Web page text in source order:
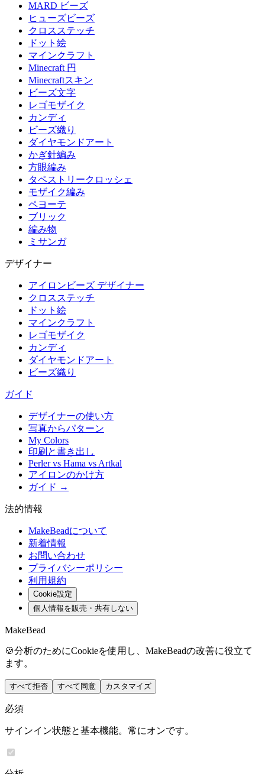
MARD ビーズ
ヒューズビーズ
クロスステッチ
ドット絵
マインクラフト
Minecraft 円
Minecraftスキン
ビーズ文字
レゴモザイク
カンディ
ビーズ織り
ダイヤモンドアート
かぎ針編み
方眼編み
タペストリークロッシェ
モザイク編み
ペヨーテ
ブリック
編み物
ミサンガ
デザイナー
アイロンビーズ デザイナー
クロスステッチ
ドット絵
マインクラフト
レゴモザイク
カンディ
ダイヤモンドアート
ビーズ織り
ガイド
デザイナーの使い方
写真からパターン
My Colors
印刷と書き出し
Perler vs Hama vs Artkal
アイロンのかけ方
ガイド →
法的情報
MakeBeadについて
新着情報
お問い合わせ
プライバシーポリシー
利用規約
Cookie設定
個人情報を販売・共有しない
MakeBead
🍪分析のためにCookieを使用し、MakeBeadの改善に役立て
ます。
すべて拒否 すべて同意 カスタマイズ
必須
サインイン状態と基本機能。常にオンです。